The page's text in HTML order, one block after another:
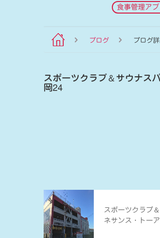
食事管理アプ
ブログ ブログ
スポーツクラブ＆サウナス
岡24
スポーツクラブ ＆
ネサンス・トー